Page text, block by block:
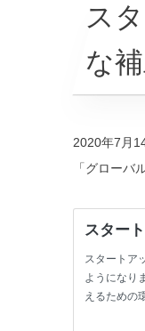
ス
な
2020年7月
「グローバ